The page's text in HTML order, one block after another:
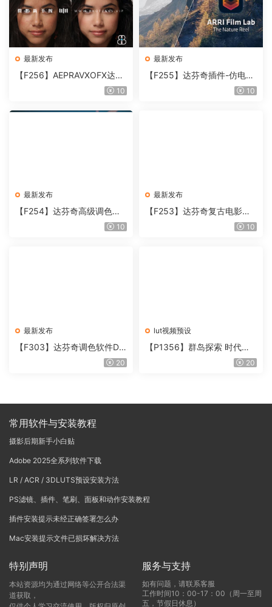
最新发布
【F256】AEPRAVXOFX达芬
奇视频人像磨皮润肤美颜插件
10
最新发布
【F255】达芬奇插件-仿电影
胶片视频调色插件 ARRI Film
10
最新发布
【F254】达芬奇高级调色插
件 Contour V2.2.2 WinMac10
最新发布
【F253】达芬奇复古电影胶
片质感DCTL节点调色预设 M
10
最新发布
【F303】达芬奇调色软件Da
Vinci Resolve Studio21.0.320
lut视频预设
【P1356】群岛探索 时代马
戏团 – QUEST 60 调色预设A
20
常用软件与安装教程
摄影后期新手小白贴
Adobe 2025全系列软件下载
LR / ACR / 3DLUTS预设安装方法
PS滤镜、插件、笔刷、面板和动作安装教程
插件安装提示未经正确签署怎么办
Mac安装提示文件已损坏解决方法
特别声明
本站资源均为通过网络等公开合法渠
道获取，
服务与支持
如有问题，请联系客服
工作时间10：00-17：00（周一至周
五，节假日休息）